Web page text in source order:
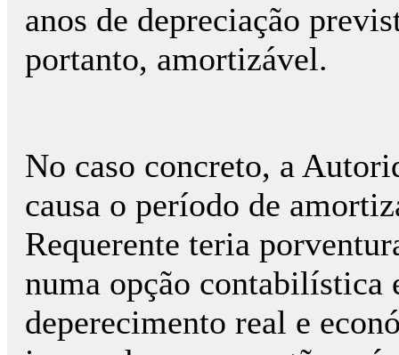
anos de depreciação
portanto, amortizável.
No caso concreto, a
causa o período de
Requerente teria
numa opção contabilística
deperecimento real e